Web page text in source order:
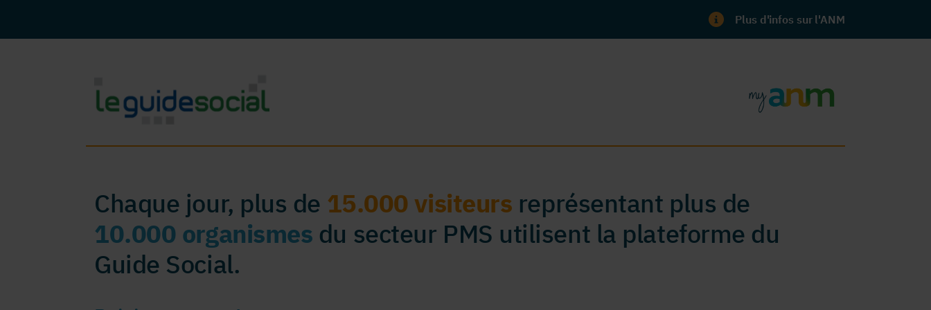
Plus d'infos sur l'ANM
Chaque jour, plus de 15.000 visiteurs représentant plus de
10.000 organismes du secteur PMS utilisent la plateforme du
Guide Social.